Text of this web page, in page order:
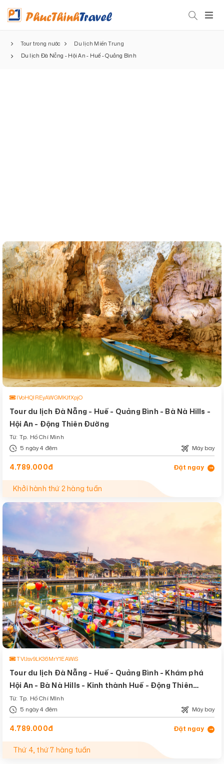
Tour trong nước
Du lịch Miền Trung
Du lịch Đà Nẵng - Hội An - Huế - Quảng Bình
IVoHQlREyAWGMKJfXpjO
Tour du lịch Đà Nẵng - Huế - Quảng Bình - Bà Nà Hills -
Hội An - Động Thiên Đường
Từ: Tp. Hồ Chí Minh
5 ngày 4 đêm
Máy bay
4.789.000đ Đặt ngay
Khởi hành thứ 2 hàng tuần
TVIJsv9LK36MrY1EAWiS
Tour du lịch Đà Nẵng - Huế - Quảng Bình - Khám phá
Hội An - Bà Nà Hills - Kinh thành Huế - Động Thiên
Đường
Từ: Tp. Hồ Chí MInh
5 ngày 4 đêm
Máy bay
4.789.000đ Đặt ngay
Thứ 4, thứ 7 hàng tuần